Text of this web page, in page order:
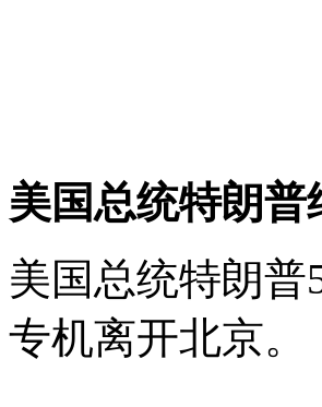
美国总统特朗
美国总统特朗
专机离开北京。